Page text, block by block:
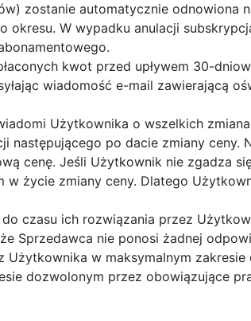
zostanie automatycznie odnowiona
W wypadku anulacji
kwot przed upływem 30-
wiadomość e-mail zawierającą
Użytkownika o wszelkich
po dacie zmiany ceny.
cenę. Jeśli Użytkownik nie zgadza
życie zmiany ceny. Dlatego
czasu ich rozwiązania przez
Sprzedawca nie ponosi żadnej
w maksymalnym
dozwolonym przez obowiązujące